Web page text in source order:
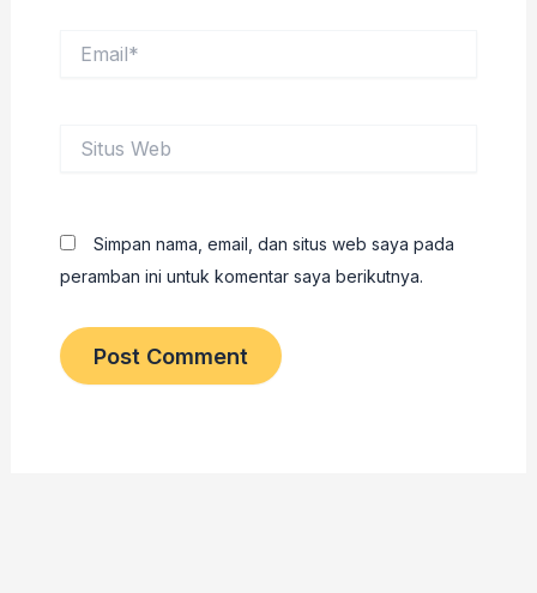
Web
Simpan nama, email, dan situs web saya pada
peramban ini untuk komentar saya berikutnya.